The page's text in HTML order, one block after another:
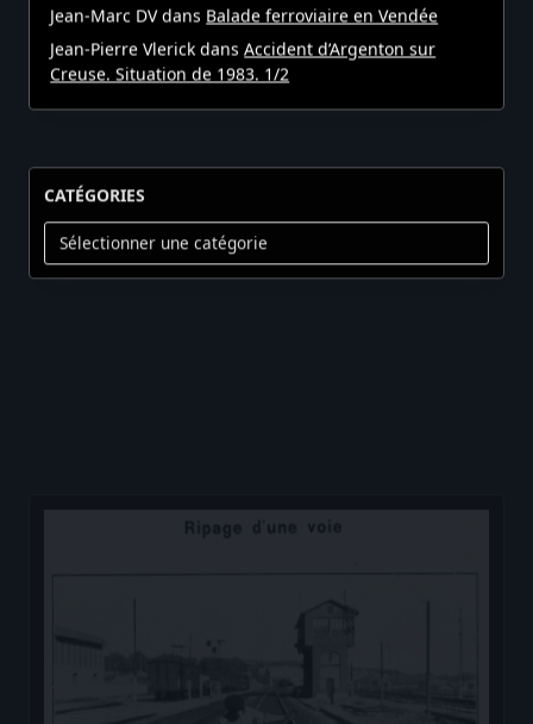
Jean-Marc DVdans Balade ferroviaire en Vendée
Jean-Pierre Vlerick dansAccident d’Argenton sur
Creuse. Situation de 1983. 1/2
CATÉGORIES
Catégories